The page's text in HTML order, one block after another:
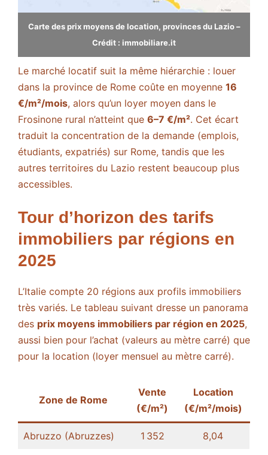
Carte des prix moyens de location, provinces du Lazio –
Crédit : immobiliare.it
Le marché locatif suit la même hiérarchie : louer
dans la province de Rome coûte en moyenne 16
€/m²/mois, alors qu’un loyer moyen dans le
Frosinone rural n’atteint que 6–7 €/m²​. Cet écart
traduit la concentration de la demande (emplois,
étudiants, expatriés) sur Rome, tandis que les
autres territoires du Lazio restent beaucoup plus
accessibles.
Tour d’horizon des tarifs
immobiliers par régions en
2025
L’Italie compte 20 régions aux profils immobiliers
très variés. Le tableau suivant dresse un panorama
des prix moyens immobiliers par région en 2025,
aussi bien pour l’achat (valeurs au mètre carré) que
pour la location (loyer mensuel au mètre carré).
Zone de Rome
Vente
(€/m²)
Location
(€/m²/mois)
Abruzzo (Abruzzes) 1 352 8,04